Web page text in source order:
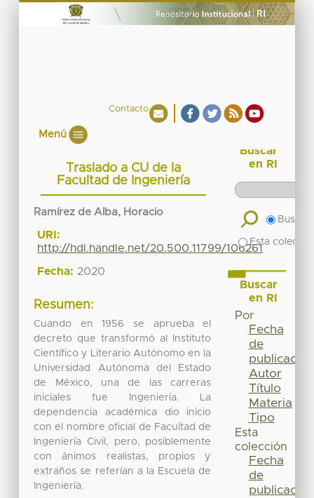
Contacto
Menú
Traslado a CU de la
Facultad de Ingeniería
Ramírez de Alba, Horacio
URI:
http://hdl.handle.net/20.500.11799/106261
Fecha: 2020
Resumen:
Cuando en 1956 se aprueba el
decreto que transformó al Instituto
Científico y Literario Autónomo en la
Universidad Autónoma del Estado
de México, una de las carreras
iniciales fue Ingeniería. La
dependencia académica dio inicio
con el nombre oficial de Facultad de
Ingeniería Civil, pero, posiblemente
con ánimos realistas, propios y
extraños se referían a la Escuela de
Ingeniería.
Buscar
en RI
Buscar
Esta
Buscar
en RI
Por
Fecha
de
publicación
Autor
Título
Materia
Tipo
Esta
colección
Fecha
de
publicación